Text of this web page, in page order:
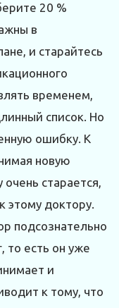
20 %
в
и старайтесь
временем,
список. Но
ошибку. К
новую
старается,
этому доктору.
подсознательно
то есть он уже
и
к тому, что